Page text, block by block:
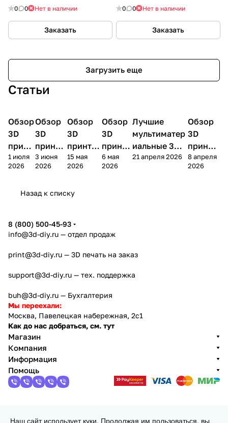
0 0 Нет в наличии
Заказать
0 0 Нет в наличии
Заказать
Загрузить еще
Статьи
3D
принтеры
Обзор
3D
принт
ера
Bamb
1 июля
2026
3D
принтеры
Обзор
3D
принте
ра
Anycubi
4
3 июня
2026
3D
принтеры
Обзор
3D
принтер
а
FlashFo
Creator
15 мая
2026
3D
принтеры
Обзор
3D
принте
ра
Bambu
6 мая
2026
3D принтеры
Лучшие
мультиматер
иальные 3D
принтеры на
21 апреля 2026
3D
Обзор
3D
принте
ра
FlashF
8 апреля
2026
Назад к списку
8 (800) 500-45-93
info@3d-diy.ru — отдел продаж
print@3d-diy.ru — 3D печать на заказ
support@3d-diy.ru — тех. поддержка
buh@3d-diy.ru — Бухгалтерия
Мы переехали:
Москва, Павелецкая набережная, 2с1
Как до нас добраться, см. тут
Магазин
Компания
Информация
Помощь
Наш сайт использует куки. Продолжая им пользоваться, вы